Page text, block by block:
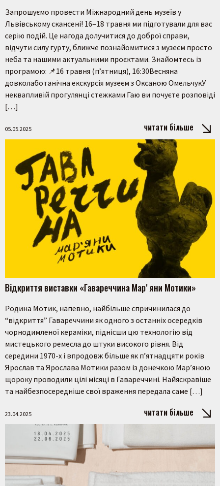
Запрошуємо провести Міжнародний день музеїв у
Львівському скансені! 16–18 травня ми підготували для вас
серію подій. Це нагода долучитися до доброї справи,
відчути силу гурту, ближче познайомитися з музеєм просто
неба та нашими актуальними проєктами. Знайомтесь із
програмою: 📌16 травня (пʼятниця), 16:30Весняна
довколаботанічна екскурсія музеєм з Оксаною ОмельчукУ
неквапливій прогулянці стежками Гаю ви почуєте розповіді
[…]
05.05.2025 читати більше
Відкриття виставки «Гавареччина Марʼяни Мотики»
Родина Мотик, напевно, найбільше спричинилася до
“відкриття” Гавареччини як одного з останніх осередків
чорнодимленої кераміки, піднісши цю технологію від
мистецького ремесла до штуки високого рівня. Від
середини 1970-х і впродовж більше як п’ятнадцяти років
Ярослав та Ярослава Мотики разом із донечкою Мар’яною
щороку проводили цілі місяці в Гавареччині. Найяскравіше
та найбезпосередніше свої враження передала саме […]
23.04.2025 читати більше